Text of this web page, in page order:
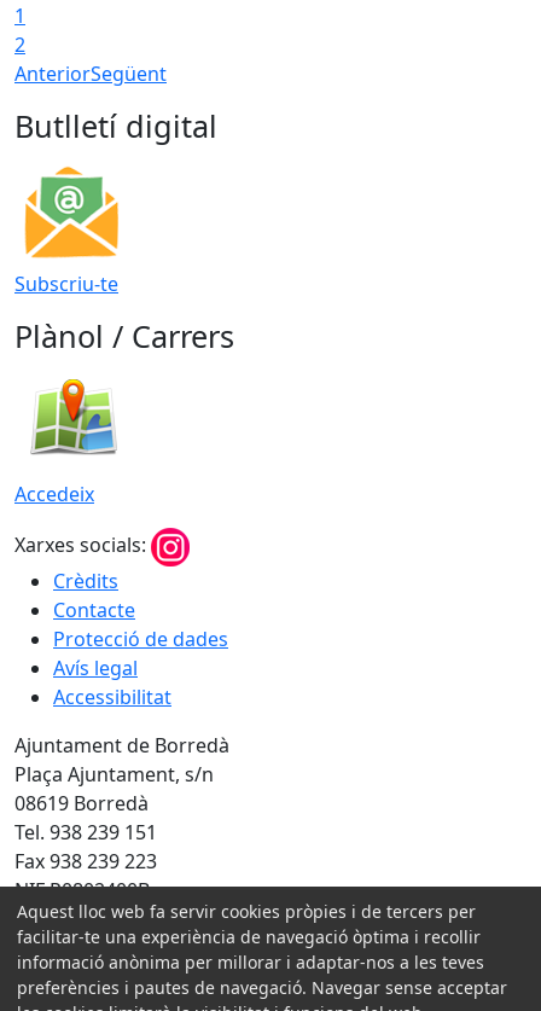
1
2
AnteriorSegüent
Butlletí digital
Subscriu-te
Plànol / Carrers
Accedeix
Xarxes socials:
Crèdits
Contacte
Protecció de dades
Avís legal
Accessibilitat
Ajuntament de Borredà
Plaça Ajuntament, s/n
08619 Borredà
Tel. 938 239 151
Fax 938 239 223
NIF P0802400B
Amb la col·laboració de:
Aquest lloc web fa servir cookies pròpies i de tercers per
facilitar-te una experiència de navegació òptima i recollir
informació anònima per millorar i adaptar-nos a les teves
preferències i pautes de navegació. Navegar sense acceptar